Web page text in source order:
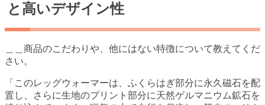
と高いデザイン性
＿＿商品のこだわりや、他にはない特徴について教えてくだ
さい。
「このレッグウォーマーは、ふくらはぎ部分に永久磁石を配
置し、さらに生地のプリント部分に天然ゲルマニウム鉱石を